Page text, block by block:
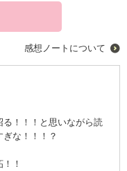
感想ノートについて
！！！と思いながら読
な！！！？
！